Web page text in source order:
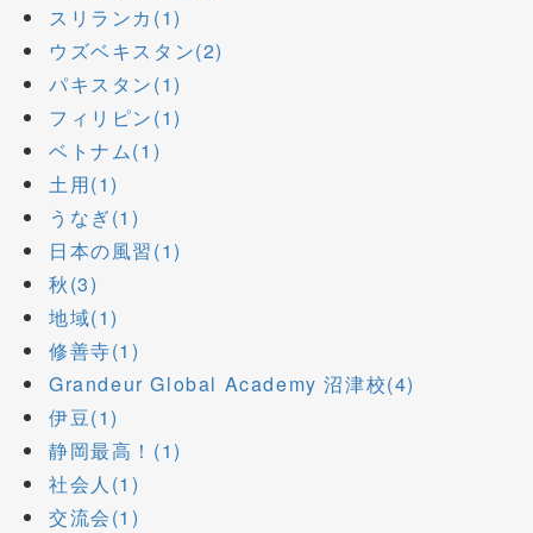
スリランカ(1)
ウズベキスタン(2)
パキスタン(1)
フィリピン(1)
ベトナム(1)
土用(1)
うなぎ(1)
日本の風習(1)
秋(3)
地域(1)
修善寺(1)
Grandeur Global Academy 沼津校(4)
伊豆(1)
静岡最高！(1)
社会人(1)
交流会(1)